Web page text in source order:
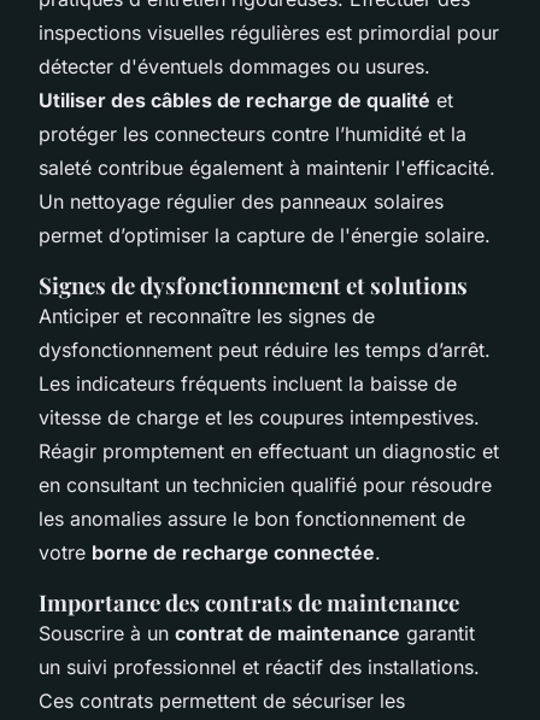
inspections visuelles régulières est primordial pour
détecter d'éventuels dommages ou usures.
Utiliser des câbles de recharge de qualité et
protéger les connecteurs contre l’humidité et la
saleté contribue également à maintenir l'efficacité.
Un nettoyage régulier des panneaux solaires
permet d’optimiser la capture de l'énergie solaire.
Signes de dysfonctionnement et solutions
Anticiper et reconnaître les signes de
dysfonctionnement peut réduire les temps d’arrêt.
Les indicateurs fréquents incluent la baisse de
vitesse de charge et les coupures intempestives.
Réagir promptement en effectuant un diagnostic et
en consultant un technicien qualifié pour résoudre
les anomalies assure le bon fonctionnement de
votre borne de recharge connectée.
Importance des contrats de maintenance
Souscrire à un contrat de maintenance garantit
un suivi professionnel et réactif des installations.
Ces contrats permettent de sécuriser les